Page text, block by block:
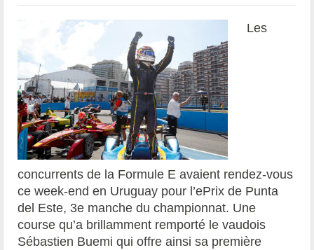
Les
concurrents de la Formule E avaient rendez-vous
ce week-end en Uruguay pour l’ePrix de Punta
del Este, 3e manche du championnat. Une
course qu’a brillamment remporté le vaudois
Sébastien Buemi qui offre ainsi sa première